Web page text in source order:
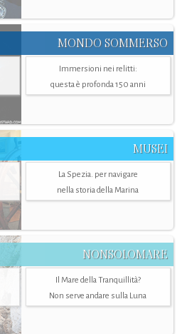
MONDO SOMMERSO
Immersioni nei relitti:
questa è profonda 150 anni
MUSEI
La Spezia. per navigare
nella storia della Marina
NONSOLOMARE
Il Mare della Tranquillità?
Non serve andare sulla Luna